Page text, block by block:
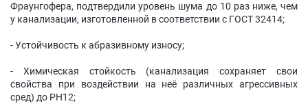
Фраунгофера, подтвердили уровень шума до 10 раз ниже, чем
у канализации, изготовленной в соответствии с ГОСТ 32414;
- Устойчивость к абразивному износу;
- Химическая стойкость (канализация сохраняет свои
свойства при воздействии на неё различных агрессивных
сред) до PH12;